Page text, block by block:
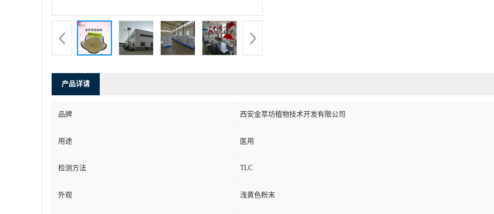
产品详请
品牌 西安金萃坊植物技术开发有限公司
用途 医用
检测方法 TLC
外观 浅黄色粉末